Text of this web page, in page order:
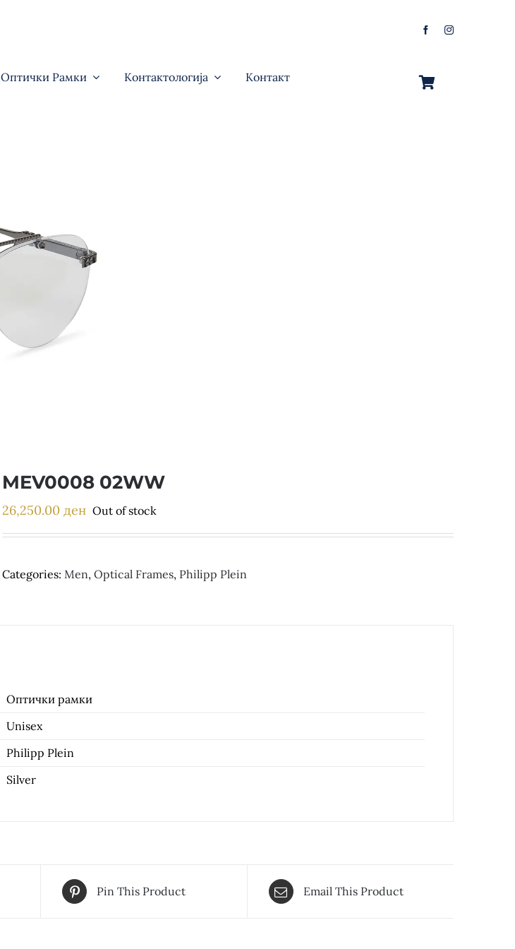
Оптички Рамки Контактологија Контакт
MEV0008 02WW
26,250.00 ден Out of stock
Categories: Men, Optical Frames, Philipp Plein
Оптички рамки
Unisex
Philipp Plein
Silver
Pin This Product Email This Product